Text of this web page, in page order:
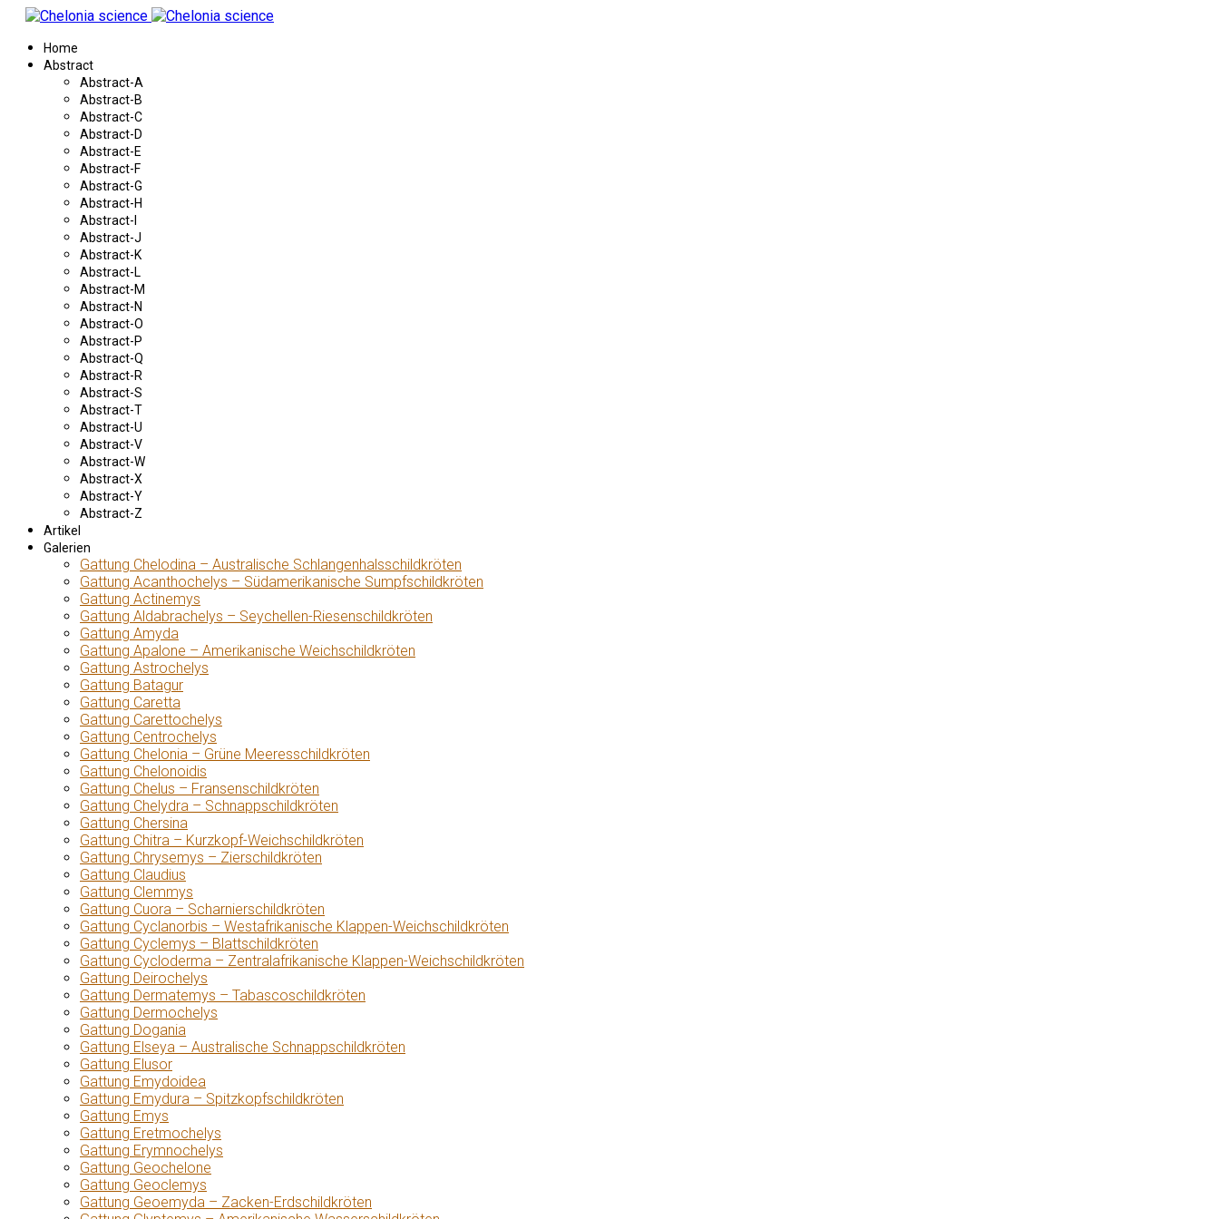
Home
Abstract
Abstract-A
Abstract-B
Abstract-C
Abstract-D
Abstract-E
Abstract-F
Abstract-G
Abstract-H
Abstract-I
Abstract-J
Abstract-K
Abstract-L
Abstract-M
Abstract-N
Abstract-O
Abstract-P
Abstract-Q
Abstract-R
Abstract-S
Abstract-T
Abstract-U
Abstract-V
Abstract-W
Abstract-X
Abstract-Y
Abstract-Z
Artikel
Galerien
Gattung Chelodina – Australische Schlangenhalsschildkröten
Gattung Acanthochelys – Südamerikanische Sumpfschildkröten
Gattung Actinemys
Gattung Aldabrachelys – Seychellen-Riesenschildkröten
Gattung Amyda
Gattung Apalone – Amerikanische Weichschildkröten
Gattung Astrochelys
Gattung Batagur
Gattung Caretta
Gattung Carettochelys
Gattung Centrochelys
Gattung Chelonia – Grüne Meeresschildkröten
Gattung Chelonoidis
Gattung Chelus – Fransenschildkröten
Gattung Chelydra – Schnappschildkröten
Gattung Chersina
Gattung Chitra – Kurzkopf-Weichschildkröten
Gattung Chrysemys – Zierschildkröten
Gattung Claudius
Gattung Clemmys
Gattung Cuora – Scharnierschildkröten
Gattung Cyclanorbis – Westafrikanische Klappen-Weichschildkröten
Gattung Cyclemys – Blattschildkröten
Gattung Cycloderma – Zentralafrikanische Klappen-Weichschildkröten
Gattung Deirochelys
Gattung Dermatemys – Tabascoschildkröten
Gattung Dermochelys
Gattung Dogania
Gattung Elseya – Australische Schnappschildkröten
Gattung Elusor
Gattung Emydoidea
Gattung Emydura – Spitzkopfschildkröten
Gattung Emys
Gattung Eretmochelys
Gattung Erymnochelys
Gattung Geochelone
Gattung Geoclemys
Gattung Geoemyda – Zacken-Erdschildkröten